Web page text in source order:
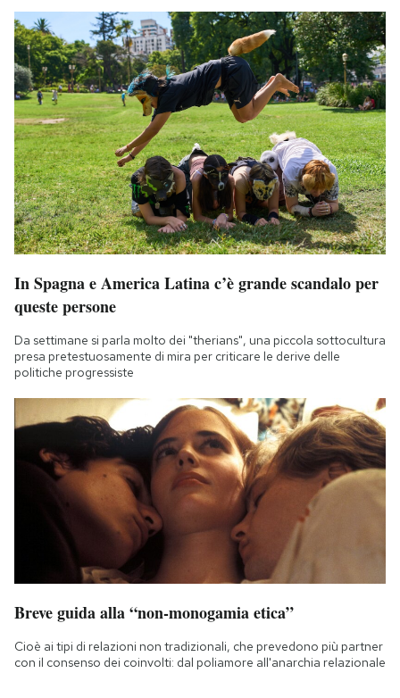
In Spagna e America Latina c’è grande scandalo per
queste persone
Da settimane si parla molto dei "therians", una piccola sottocultura
presa pretestuosamente di mira per criticare le derive delle
politiche progressiste
Breve guida alla “non-monogamia etica”
Cioè ai tipi di relazioni non tradizionali, che prevedono più partner
con il consenso dei coinvolti: dal poliamore all'anarchia relazionale